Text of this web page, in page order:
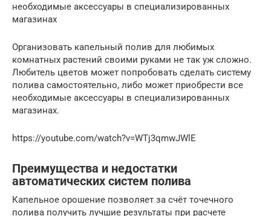
необходимые аксессуары в специализированных
магазинах
Организовать капельный полив для любимых
комнатных растений своими руками не так уж сложно.
Любитель цветов может попробовать сделать систему
полива самостоятельно, либо может приобрести все
необходимые аксессуары в специализированных
магазинах.
https://youtube.com/watch?v=WTj3qmwJWlE
Преимущества и недостатки
автоматических систем полива
Капельное орошение позволяет за счёт точечного
полива получить лучшие результаты при расчете